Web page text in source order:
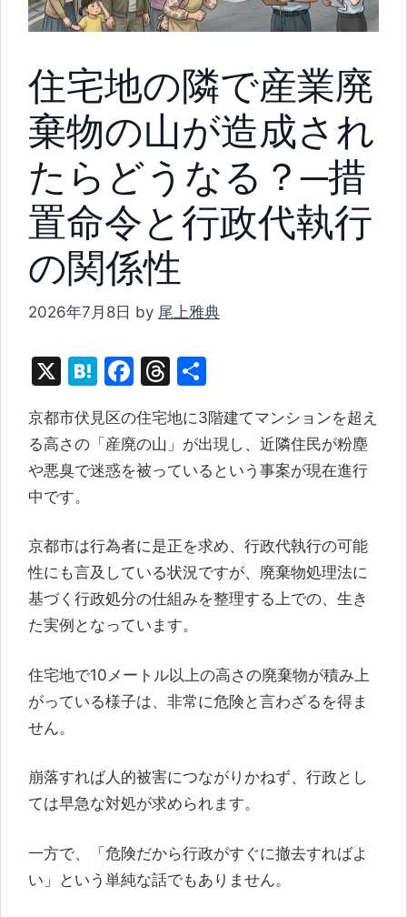
住宅地の隣で産業廃
棄物の山が造成され
たらどうなる？─措
置命令と行政代執行
の関係性
2026年7月8日 by 尾上雅典
X
H
e
n
a
F
c
e
b
o
k
T
e
a
d
京都市伏見区の住宅地に3階建てマンションを超え
る高さの「産廃の山」が出現し、近隣住民が粉塵
や悪臭で迷惑を被っているという事案が現在進行
中です。
京都市は行為者に是正を求め、行政代執行の可能
性にも言及している状況ですが、廃棄物処理法に
基づく行政処分の仕組みを整理する上での、生き
た実例となっています。
住宅地で10メートル以上の高さの廃棄物が積み上
がっている様子は、非常に危険と言わざるを得ま
せん。
崩落すれば人的被害につながりかねず、行政とし
ては早急な対処が求められます。
一方で、「危険だから行政がすぐに撤去すればよ
い」という単純な話でもありません。